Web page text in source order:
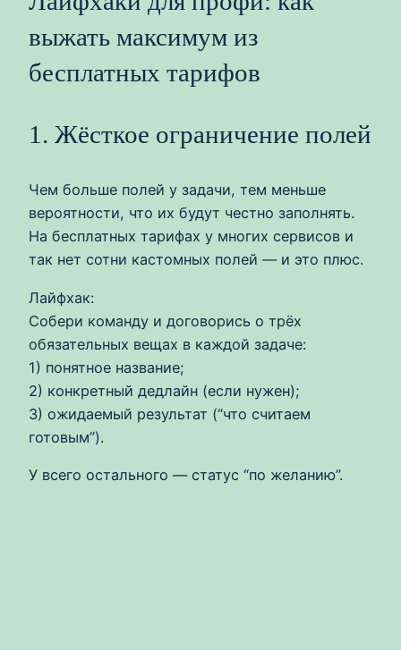
выжать максимум из
бесплатных тарифов
1. Жёсткое ограничение полей
Чем больше полей у задачи, тем меньше
вероятности, что их будут честно заполнять.
На бесплатных тарифах у многих сервисов и
так нет сотни кастомных полей — и это плюс.
Лайфхак:
Собери команду и договорись о трёх
обязательных вещах в каждой задаче:
1) понятное название;
2) конкретный дедлайн (если нужен);
3) ожидаемый результат (“что считаем
готовым”).
У всего остального — статус “по желанию”.